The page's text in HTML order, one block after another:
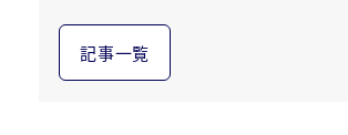
記事一覧